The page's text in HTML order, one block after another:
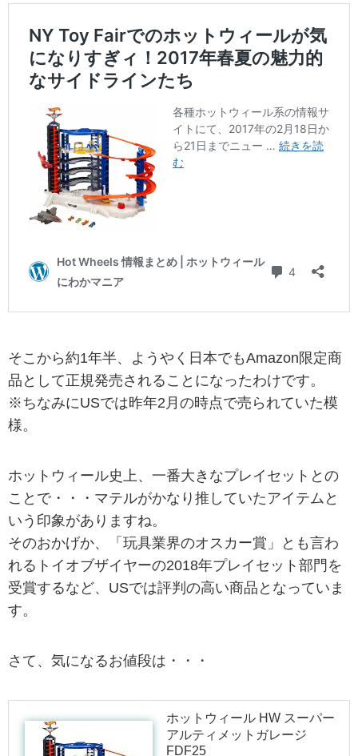
そこから約1年半、ようやく日本でもAmazon限定商
品として正規発売されることになったわけです。
※ちなみにUSでは昨年2月の時点で売られていた模
様。
ホットウィール史上、一番大きなプレイセットとの
ことで・・・マテルがかなり推していたアイテムと
いう印象がありますね。
そのおかげか、「玩具業界のオスカー賞」とも言わ
れるトイオブザイヤーの2018年プレイセット部門を
受賞するなど、USでは評判の高い商品となっていま
す。
さて、気になるお値段は・・・
ホットウィール HW スーパー
アルティメットガレージ
FDF25